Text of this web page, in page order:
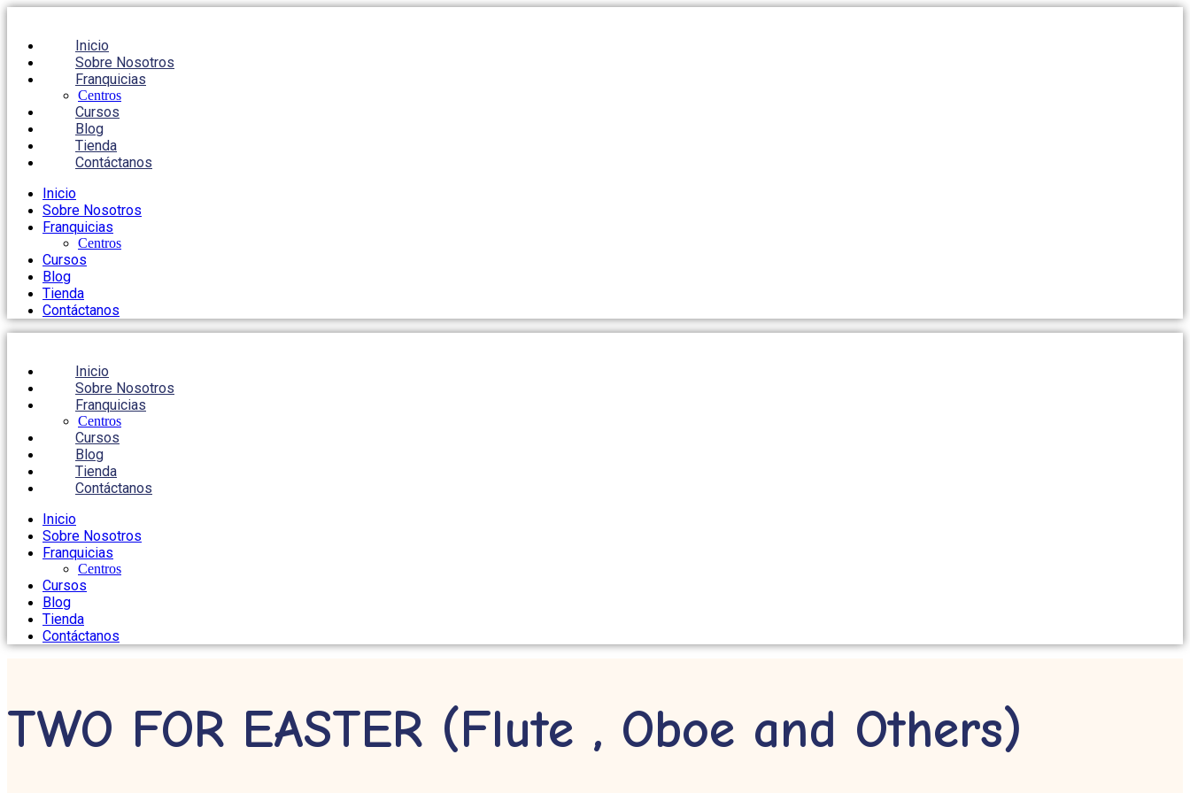
Inicio
Sobre Nosotros
Franquicias
Centros
Cursos
Blog
Tienda
Contáctanos
Inicio
Sobre Nosotros
Franquicias
Centros
Cursos
Blog
Tienda
Contáctanos
Inicio
Sobre Nosotros
Franquicias
Centros
Cursos
Blog
Tienda
Contáctanos
Inicio
Sobre Nosotros
Franquicias
Centros
Cursos
Blog
Tienda
Contáctanos
TWO FOR EASTER (Flute , Oboe and Others)